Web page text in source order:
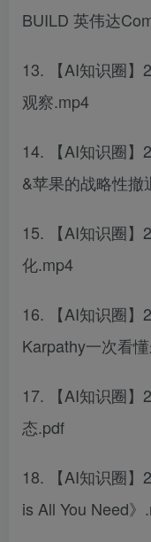
BUILD 英伟达
13. 【AI知识圈】
观察.mp4
14. 【AI知识圈】
&苹果的战略性撤
15. 【AI知识圈】
化.mp4
16. 【AI知识圈】
Karpathy一次看
17. 【AI知识圈】
态.pdf
18. 【AI知识圈】
is All You Need》